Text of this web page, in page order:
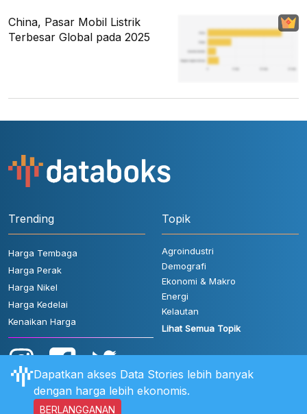
China, Pasar Mobil Listrik
Terbesar Global pada 2025
Trending
Harga Tembaga
Harga Perak
Harga Nikel
Harga Kedelai
Kenaikan Harga
Topik
Agroindustri
Demografi
Ekonomi & Makro
Energi
Kelautan
Lihat Semua Topik
Dapatkan akses Data Stories lebih banyak
dengan harga lebih ekonomis.
BERLANGGANAN